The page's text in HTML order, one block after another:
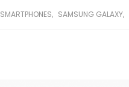
SMARTPHONES, SAMSUNG GALAXY,